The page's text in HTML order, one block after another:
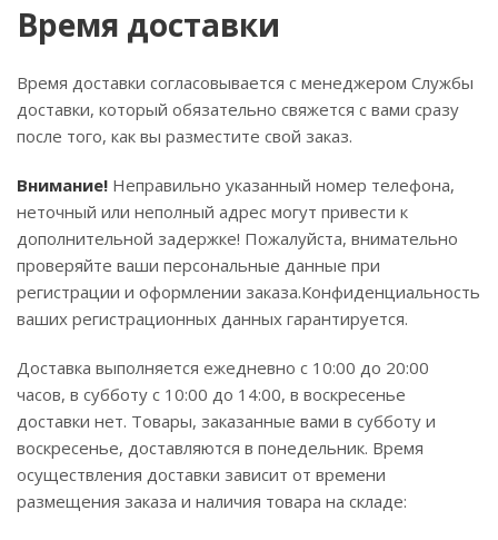
Время доставки
Время доставки согласовывается с менеджером Службы
доставки, который обязательно свяжется с вами сразу
после того, как вы разместите свой заказ.
Внимание! Неправильно указанный номер телефона,
неточный или неполный адрес могут привести к
дополнительной задержке! Пожалуйста, внимательно
проверяйте ваши персональные данные при
регистрации и оформлении заказа.Конфиденциальность
ваших регистрационных данных гарантируется.
Доставка выполняется ежедневно с 10:00 до 20:00
часов, в субботу с 10:00 до 14:00, в воскресенье
доставки нет. Товары, заказанные вами в субботу и
воскресенье, доставляются в понедельник. Время
осуществления доставки зависит от времени
размещения заказа и наличия товара на складе: